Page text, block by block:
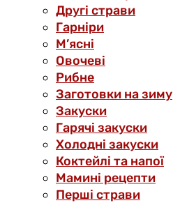
Другі страви
Гарніри
М’ясні
Овочеві
Рибне
Заготовки на зиму
Закуски
Гарячі закуски
Холодні закуски
Коктейлі та напої
Мамині рецепти
Перші страви